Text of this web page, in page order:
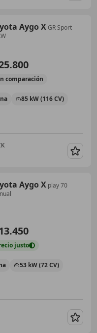
Aygo XGR Sport
comparación
85 kW (116 CV)
Aygo X play 70
justo
53 kW (72 CV)